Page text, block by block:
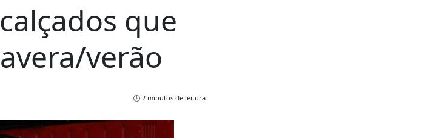
que
verão
2 minutos de leitura